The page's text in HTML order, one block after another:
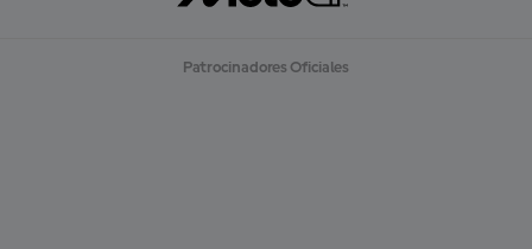
Patrocinadores Oficiales